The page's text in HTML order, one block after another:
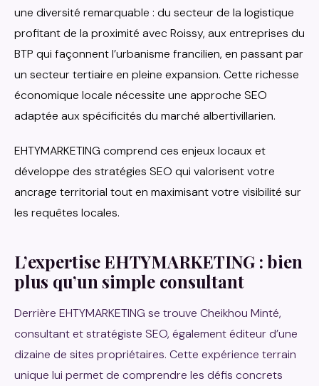
une diversité remarquable : du secteur de la logistique
profitant de la proximité avec Roissy, aux entreprises du
BTP qui façonnent l’urbanisme francilien, en passant par
un secteur tertiaire en pleine expansion. Cette richesse
économique locale nécessite une approche SEO
adaptée aux spécificités du marché albertivillarien.
EHTYMARKETING comprend ces enjeux locaux et
développe des stratégies SEO qui valorisent votre
ancrage territorial tout en maximisant votre visibilité sur
les requêtes locales.
L’expertise EHTYMARKETING : bien
plus qu’un simple consultant
Derrière EHTYMARKETING se trouve Cheikhou Minté,
consultant et stratégiste SEO, également éditeur d’une
dizaine de sites propriétaires. Cette expérience terrain
unique lui permet de comprendre les défis concrets